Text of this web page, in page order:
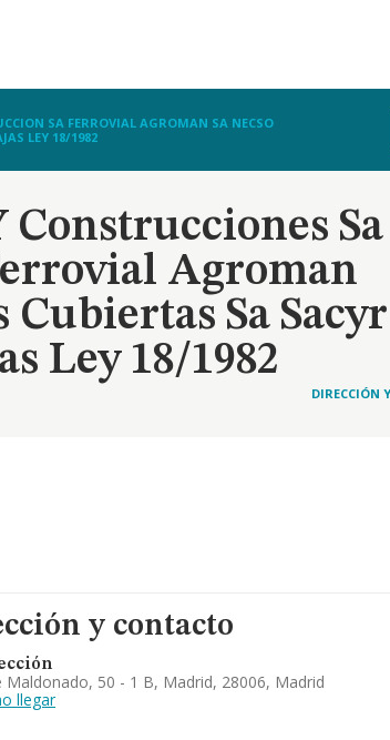
SA FERROVIAL AGROMAN SA NECSO
LEY 18/1982
Construcciones Sa
Agroman
Cubiertas Sa Sacyr
Ley 18/1982
DIRECCIÓN
y contacto
Maldonado, 50 - 1 B, Madrid, 28006, Madrid
llegar